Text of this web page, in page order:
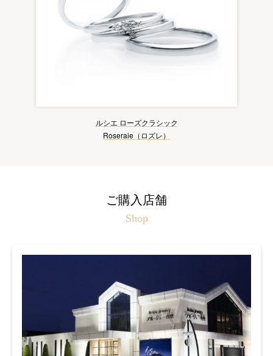
ルシエ ローズクラシック
Roseraie（ロズレ）
ご購入店舗
Shop